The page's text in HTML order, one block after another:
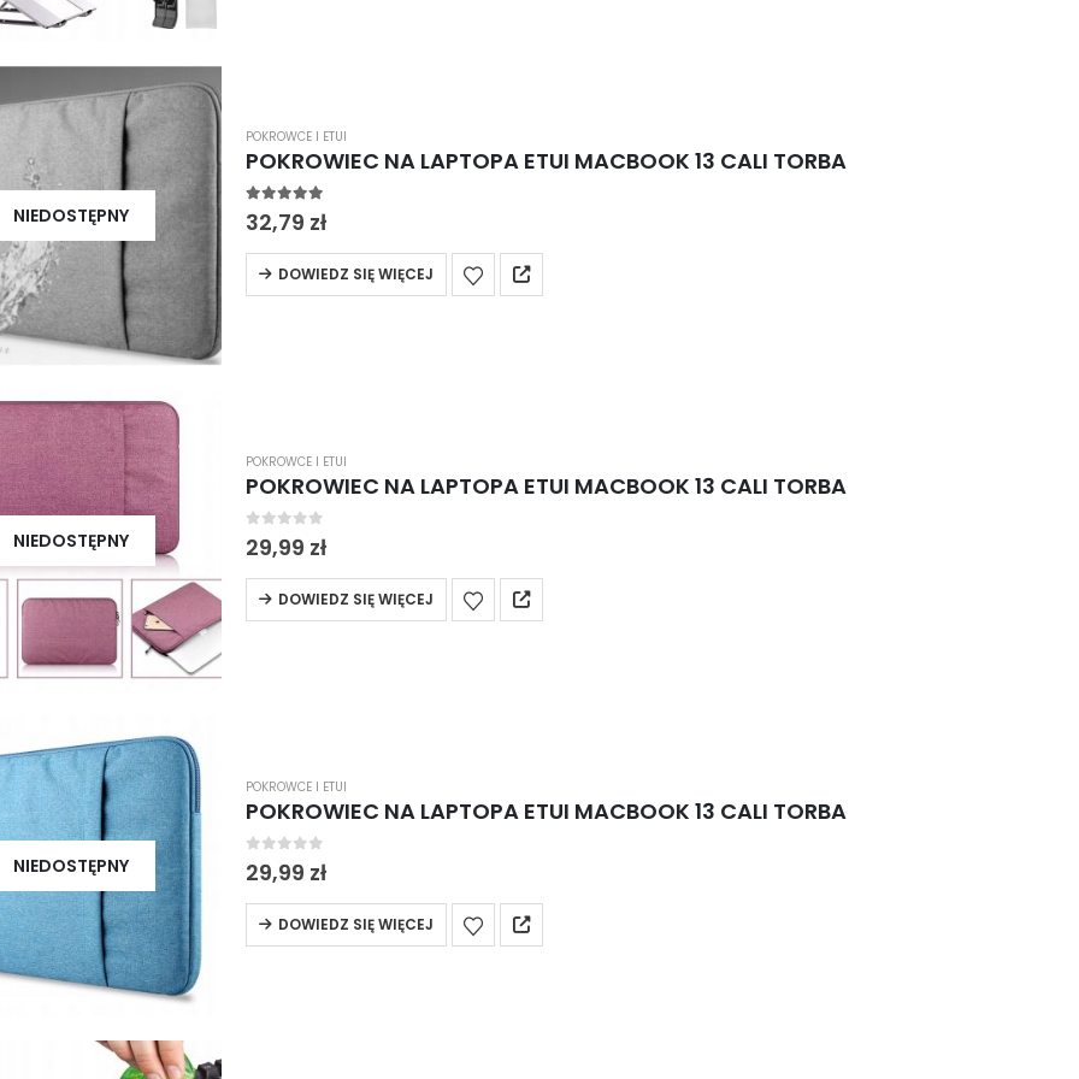
NIEDOSTĘPNY
POKROWCE I ETUI
POKROWIEC NA LAPTOPA ETUI MACBOOK 13 CALI TORBA
5.00out of 5
32,79 zł
DOWIEDZ SIĘ WIĘCEJ
NIEDOSTĘPNY
POKROWCE I ETUI
POKROWIEC NA LAPTOPA ETUI MACBOOK 13 CALI TORBA
0 out of 5
29,99 zł
DOWIEDZ SIĘ WIĘCEJ
NIEDOSTĘPNY
POKROWCE I ETUI
POKROWIEC NA LAPTOPA ETUI MACBOOK 13 CALI TORBA
0 out of 5
29,99 zł
DOWIEDZ SIĘ WIĘCEJ